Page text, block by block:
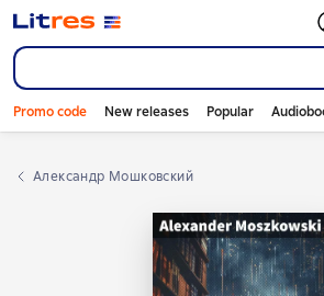
Promo code New releases Popular
Александр Мошковский